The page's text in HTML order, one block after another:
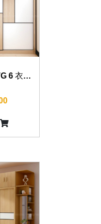
【現代簡約】VG 6 衣櫃 120/160/180/200cm